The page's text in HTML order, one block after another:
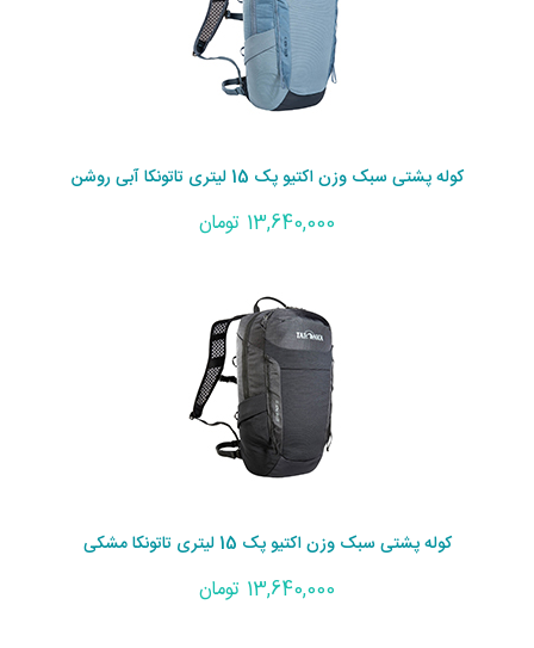
کوله پشتی سبک وزن اکتیو پک 15 لیتری تاتونکا آبی روشن
13,640,000 تومان
کوله پشتی سبک وزن اکتیو پک 15 لیتری تاتونکا مشکی
13,640,000 تومان